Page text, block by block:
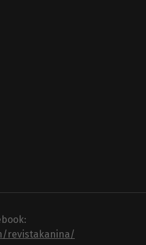
revistakanina/